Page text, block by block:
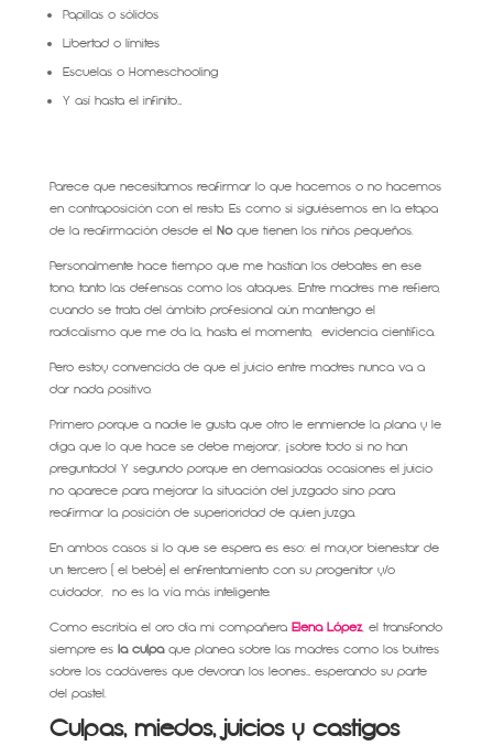
Papillas o sólidos
Libertad o límites
Escuelas o Homeschooling
Y así hasta el infinito…
Parece que necesitamos reafirmar lo que hacemos o no hacemos
en contraposición con el resto. Es como si siguiésemos en la etapa
de la reafirmación desde elNoque tienen los niños pequeños.
Personalmente hace tiempo que me hastían los debates en ese
tono, tanto las defensas como los ataques. Entre madres me refiero,
cuando se trata del ámbito profesional aún mantengo el
radicalismo que me da la, hasta el momento, evidencia científica.
Pero estoy convencida de que el juicio entre madres nunca va a
dar nada positivo.
Primero porque a nadie le gusta que otro le enmiende la plana y le
diga que lo que hace se debe mejorar, ¡sobre todo si no han
preguntado! Y segundo porque en demasiadas ocasiones el juicio
no aparece para mejorar la situación del juzgado sino para
reafirmar la posición de superioridad de quien juzga.
En ambos casos si lo que se espera es eso: el mayor bienestar de
un tercero ( el bebé) el enfrentamiento con su progenitor y/o
cuidador, no es la vía más inteligente.
Como escribía el oro día mi compañera Elena López, el transfondo
siempre esla culpaque planea sobre las madres como los buitres
sobre los cadáveres que devoran los leones… esperando su parte
del pastel.
Culpas, miedos, juicios y castigos